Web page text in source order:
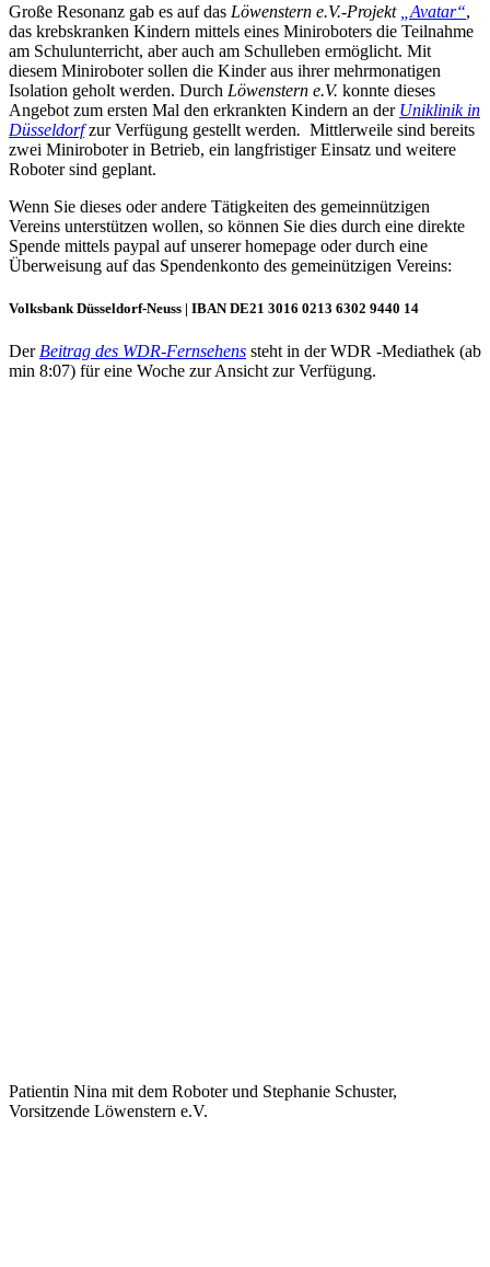
Große Resonanz gab es auf das Löwenstern e.V.-Projekt „Avatar“,
das krebskranken Kindern mittels eines Miniroboters die Teilnahme
am Schulunterricht, aber auch am Schulleben ermöglicht. Mit
diesem Miniroboter sollen die Kinder aus ihrer mehrmonatigen
Isolation geholt werden. Durch Löwenstern e.V. konnte dieses
Angebot zum ersten Mal den erkrankten Kindern an der Uniklinik in
Düsseldorfzur Verfügung gestellt werden. Mittlerweile sind bereits
zwei Miniroboter in Betrieb, ein langfristiger Einsatz und weitere
Roboter sind geplant.
Wenn Sie dieses oder andere Tätigkeiten des gemeinnützigen
Vereins unterstützen wollen, so können Sie dies durch eine direkte
Spende mittels paypal auf unserer homepage oder durch eine
Überweisung auf das Spendenkonto des gemeinützigen Vereins:
Volksbank Düsseldorf-Neuss | IBAN DE21 3016 0213 6302 9440 14
Der Beitrag des WDR-Fernsehens steht in der WDR -Mediathek (ab
min 8:07) für eine Woche zur Ansicht zur Verfügung.
Patientin Nina mit dem Roboter und Stephanie Schuster,
Vorsitzende Löwenstern e.V.